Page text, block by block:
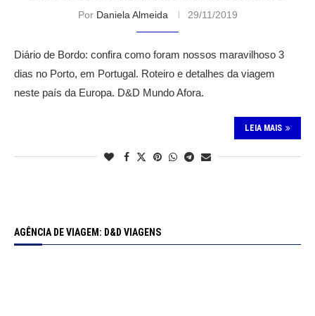
Por Daniela Almeida 29/11/2019
Diário de Bordo: confira como foram nossos maravilhoso 3
dias no Porto, em Portugal. Roteiro e detalhes da viagem
neste país da Europa. D&D Mundo Afora.
LEIA MAIS
AGÊNCIA DE VIAGEM: D&D VIAGENS